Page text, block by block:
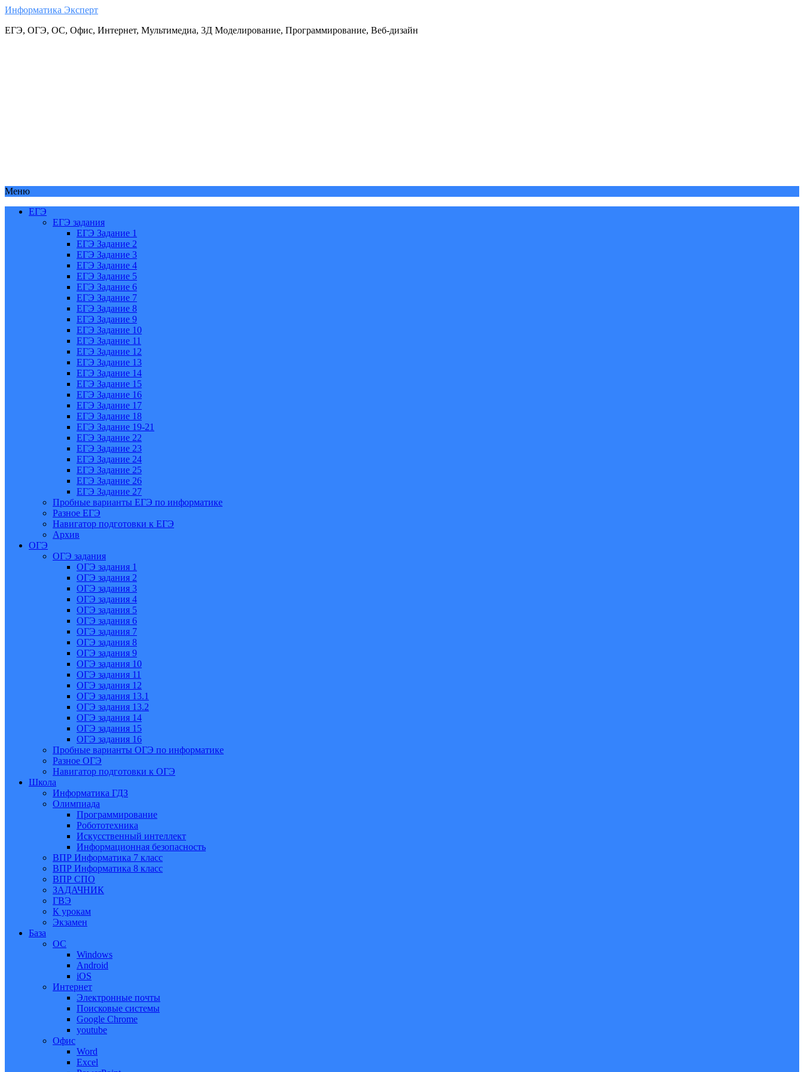
Информатика Эксперт
ЕГЭ, ОГЭ, ОС, Офис, Интернет, Мультимедиа, 3Д Моделирование, Программирование, Веб-дизайн
Меню
ЕГЭ
ЕГЭ задания
ЕГЭ Задание 1
ЕГЭ Задание 2
ЕГЭ Задание 3
ЕГЭ Задание 4
ЕГЭ Задание 5
ЕГЭ Задание 6
ЕГЭ Задание 7
ЕГЭ Задание 8
ЕГЭ Задание 9
ЕГЭ Задание 10
ЕГЭ Задание 11
ЕГЭ Задание 12
ЕГЭ Задание 13
ЕГЭ Задание 14
ЕГЭ Задание 15
ЕГЭ Задание 16
ЕГЭ Задание 17
ЕГЭ Задание 18
ЕГЭ Задание 19-21
ЕГЭ Задание 22
ЕГЭ Задание 23
ЕГЭ Задание 24
ЕГЭ Задание 25
ЕГЭ Задание 26
ЕГЭ Задание 27
Пробные варианты ЕГЭ по информатике
Разное ЕГЭ
Навигатор подготовки к ЕГЭ
Архив
ОГЭ
ОГЭ задания
ОГЭ задания 1
ОГЭ задания 2
ОГЭ задания 3
ОГЭ задания 4
ОГЭ задания 5
ОГЭ задания 6
ОГЭ задания 7
ОГЭ задания 8
ОГЭ задания 9
ОГЭ задания 10
ОГЭ задания 11
ОГЭ задания 12
ОГЭ задания 13.1
ОГЭ задания 13.2
ОГЭ задания 14
ОГЭ задания 15
ОГЭ задания 16
Пробные варианты ОГЭ по информатике
Разное ОГЭ
Навигатор подготовки к ОГЭ
Школа
Информатика ГДЗ
Олимпиада
Программирование
Робототехника
Искусственный интеллект
Информационная безопасность
ВПР Информатика 7 класс
ВПР Информатика 8 класс
ВПР СПО
ЗАДАЧНИК
ГВЭ
К урокам
Экзамен
База
ОС
Windows
Android
iOS
Интернет
Электронные почты
Поисковые системы
Google Chrome
youtube
Офис
Word
Excel